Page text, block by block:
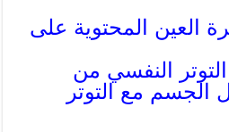
العين المحتوية على
النفسي من
الجسم مع التوتر